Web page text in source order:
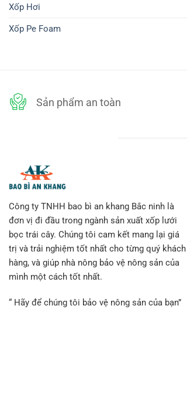
Xốp Hơi
Xốp Pe Foam
Sản phẩm an toàn
Công ty TNHH bao bì an khang Bắc ninh là
đơn vị đi đầu trong ngành sản xuất xốp lưới
bọc trái cây. Chúng tôi cam kết mang lại giá
trị và trải nghiệm tốt nhất cho từng quý khách
hàng, và giúp nhà nông bảo vệ nông sản của
mình một cách tốt nhất.
“ Hãy để chúng tôi bảo vệ nông sản của bạn”